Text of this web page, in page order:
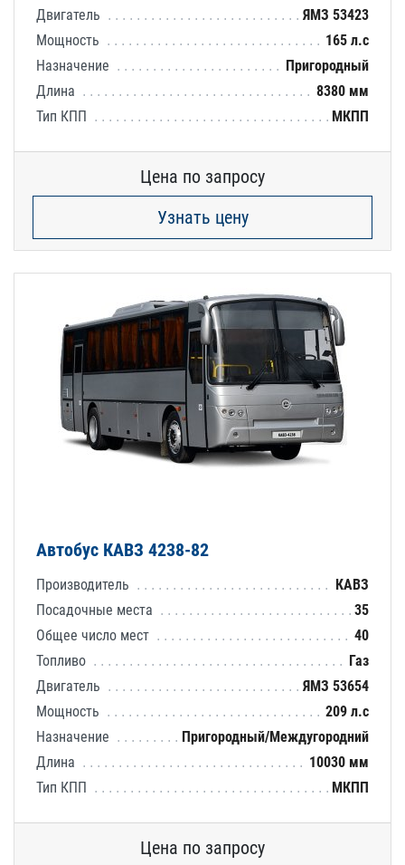
Двигатель
ЯМЗ 53423
Мощность
165 л.с
Назначение
Пригородный
Длина
8380 мм
Тип КПП
МКПП
Цена по запросу
Узнать цену
Автобус КАВЗ 4238-82
Производитель
КАВЗ
Посадочные места
35
Общее число мест
40
Топливо
Газ
Двигатель
ЯМЗ 53654
Мощность
209 л.с
Назначение
Пригородный/Междугородний
Длина
10030 мм
Тип КПП
МКПП
Цена по запросу